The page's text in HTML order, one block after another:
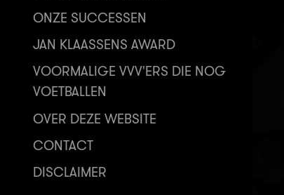
ONZE SUCCESSEN
JAN KLAASSENS AWARD
VOORMALIGE VVV'ERS DIE NOG
VOETBALLEN
OVER DEZE WEBSITE
CONTACT
DISCLAIMER